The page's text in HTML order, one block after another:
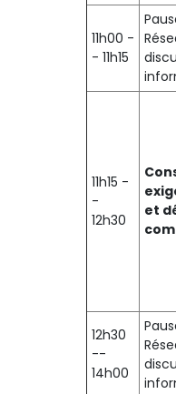
11h00 -
- 11h15
11h15 -
-
12h30
et
12h30
--
14h00